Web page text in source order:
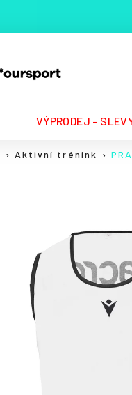
VÝPRODEJ -
Aktivní trénink